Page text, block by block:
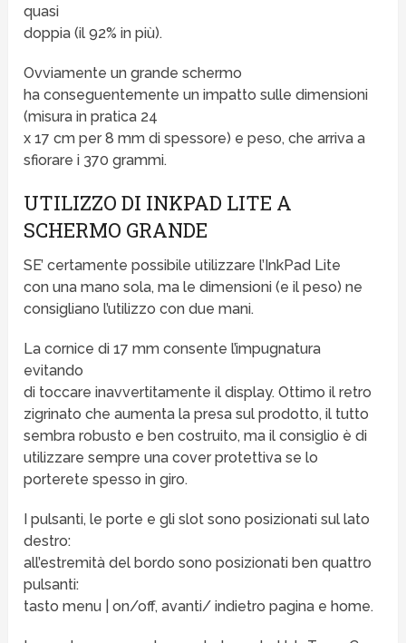
quasi
doppia (il 92% in più).
Ovviamente un grande schermo
ha conseguentemente un impatto sulle dimensioni
(misura in pratica 24
x 17 cm per 8 mm di spessore) e peso, che arriva a
sfiorare i 370 grammi.
UTILIZZO DI INKPAD LITE A
SCHERMO GRANDE
SE’ certamente possibile utilizzare l’InkPad Lite
con una mano sola, ma le dimensioni (e il peso) ne
consigliano l’utilizzo con due mani.
La cornice di 17 mm consente l’impugnatura
evitando
di toccare inavvertitamente il display. Ottimo il retro
zigrinato che aumenta la presa sul prodotto, il tutto
sembra robusto e ben costruito, ma il consiglio è di
utilizzare sempre una cover protettiva se lo
porterete spesso in giro.
I pulsanti, le porte e gli slot sono posizionati sul lato
destro:
all’estremità del bordo sono posizionati ben quattro
pulsanti:
tasto menu | on/off, avanti/ indietro pagina e home.